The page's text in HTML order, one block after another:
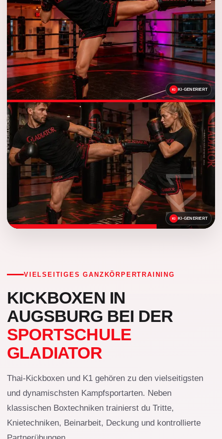
KI-GENERIERT
KI-GENERIERT
VIELSEITIGES GANZKÖRPERTRAINING
KICKBOXEN IN
AUGSBURG BEI DER
SPORTSCHULE
GLADIATOR
Thai-Kickboxen und K1 gehören zu den vielseitigsten
und dynamischsten Kampfsportarten. Neben
klassischen Boxtechniken trainierst du Tritte,
Knietechniken, Beinarbeit, Deckung und kontrollierte